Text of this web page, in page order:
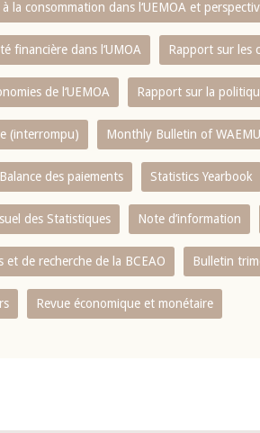
la consommation dans l‘UEMOA et
financière dans l‘UMOA Rapport sur les
de l‘UEMOA Rapport sur la
(interrompu) Monthly Bulletin of
Balance des paiements Statistics Yearbook
des Statistiques Note d’information
et de recherche de la BCEAO Bulletin
Revue économique et monétaire